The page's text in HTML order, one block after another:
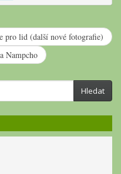
pro lid (další nové fotografie)
Nampcho
Hledat